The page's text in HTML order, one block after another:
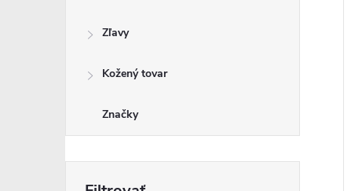
Zľavy
Kožený tovar
Značky